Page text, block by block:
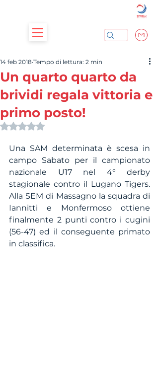
Un quarto quarto da
brividi regala vittoria e
primo posto!
14 feb 2018 Tempo di lettura: 2 min
Valutazione NaN stelle su 5.
Una SAM determinata è scesa in
campo Sabato per il campionato
nazionale U17 nel 4° derby
stagionale contro il Lugano Tigers.
Alla SEM di Massagno la squadra di
Iannitti e Monfermoso ottiene
finalmente 2 punti contro i cugini
(56-47) ed il conseguente primato
in classifica.